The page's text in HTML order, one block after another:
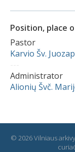
Position, place
Pastor
Karvio Šv.
Administrator
Alionių Švč.
© 2026 Vilniaus